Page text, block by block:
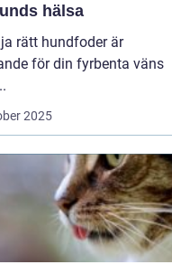
hälsa
rätt hundfoder är
för din fyrbenta väns
2025